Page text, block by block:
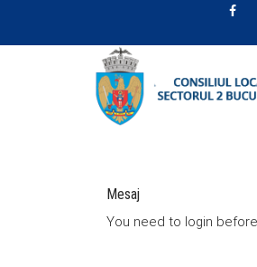
Mesaj
You need to login